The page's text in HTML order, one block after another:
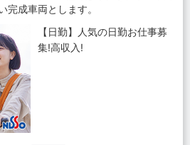
完成車両とします。
【日勤】人気の日勤お仕事募
集!高収入!